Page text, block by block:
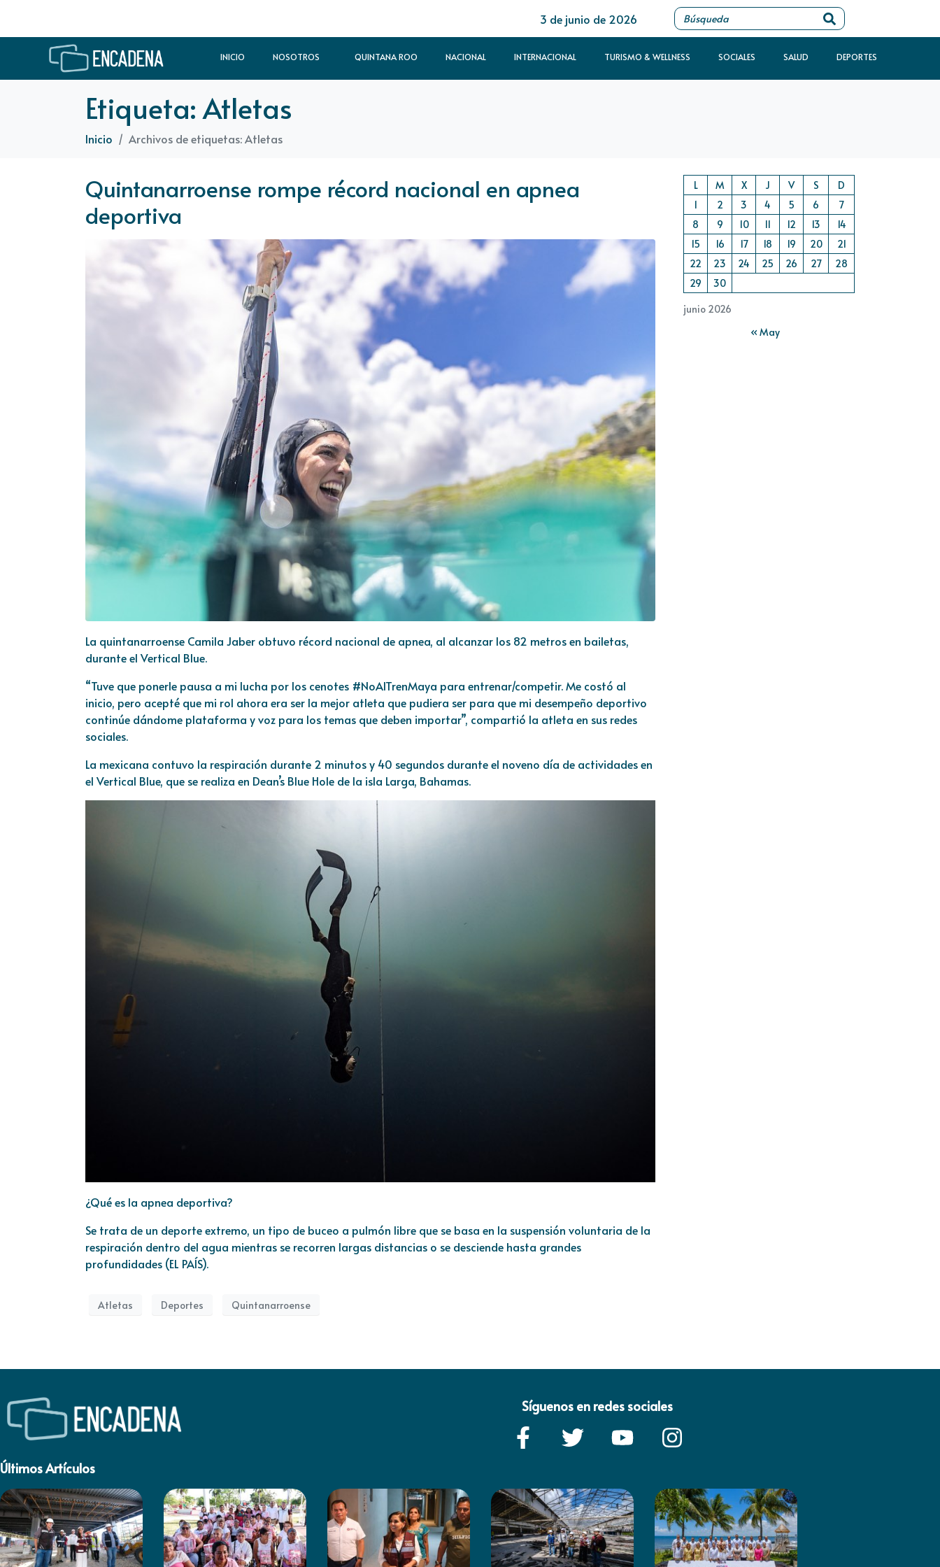
3 de junio de 2026
INICIO NOSOTROS QUINTANA ROO NACIONAL INTERNACIONAL TURISMO & WELLNESS SOCIALES SALUD DEPORTES
Etiqueta:Atletas
Inicio Archivos de etiquetas: Atletas
Quintanarroense rompe récord nacional en apnea
deportiva
La quintanarroense Camila Jaber obtuvo récord nacional de apnea, al alcanzar los 82 metros en bailetas,
durante el Vertical Blue.
“Tuve que ponerle pausa a mi lucha por los cenotes #NoAlTrenMaya para entrenar/competir. Me costó al
inicio, pero acepté que mi rol ahora era ser la mejor atleta que pudiera ser para que mi desempeño deportivo
continúe dándome plataforma y voz para los temas que deben importar”, compartió la atleta en sus redes
sociales.
La mexicana contuvo la respiración durante 2 minutos y 40 segundos durante el noveno día de actividades en
el Vertical Blue, que se realiza en Dean’s Blue Hole de la isla Larga, Bahamas.
¿Qué es la apnea deportiva?
Se trata de un deporte extremo, un tipo de buceo a pulmón libre que se basa en la suspensión voluntaria de la
respiración dentro del agua mientras se recorren largas distancias o se desciende hasta grandes
profundidades (EL PAÍS).
Atletas Deportes Quintanarroense
junio 2026
L M X J V S
D
1
2 3 4 5 6
7
8
9 10 11 12 13
14
15
16 17 18 19 20
21
22
23 24 25 26 27
28
29
30
« May
Síguenos en redes sociales
Últimos Artículos